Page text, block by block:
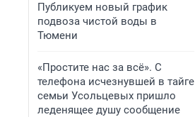
Публикуем новый график
подвоза чистой воды в
Тюмени
«Простите нас за всё». С
телефона исчезнувшей в тайге
семьи Усольцевых пришло
леденящее душу сообщение